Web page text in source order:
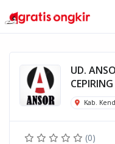
UD.
Kab.
(0)